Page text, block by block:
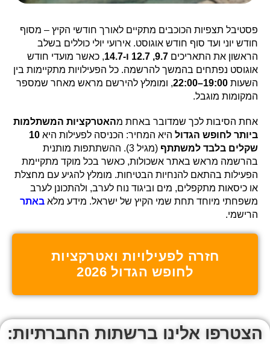
פסטיבל תצפיות הכוכבים מתקיים לאורך חודשי הקיץ – מסוף
חודש יוני ועד סוף חודש אוגוסט. אירועי יולי כוללים בשלב
הראשון את התאריכים 9.7, 12.7 ו-14.7
, כאשר מועדי חודש
אוגוסט נפתחים בהמשך להרשמה. כל הפעילויות מתקיימות בין
השעות 19:00–22:00
, ומומלץ להירשם מראש מאחר שמספר
המקומות מוגבל.
אחת הסיבות לכך שמדובר באחת מהאטרקציות המשתלמות
ביותר לחופש הגדול היא המחיר: הכניסה לפעילות היא 10
שקלים בלבד למשתתף
(מגיל 3). ההשתתפות מותנית
בהרשמה מראש באתר אשכולות, כאשר בכל מוקד מתקיימת
הפעילות בהתאם להנחיות הבטיחות. מומלץ להגיע עם מחצלת
או כיסאות מתקפלים, מים וביגוד נוח לערב, ולהתכונן לערב
משפחתי מיוחד תחת שמי הקיץ של ישראל. מידע מלא באתר
הרישמי.
חזרה לפעילויות ואטרקציות
לחופש הגדול 2026
הצטרפו אלינו ברשתות החברתיות: